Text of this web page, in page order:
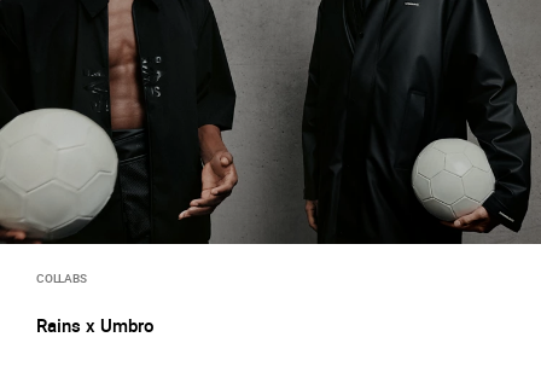
COLLABS
Rains x Umbro